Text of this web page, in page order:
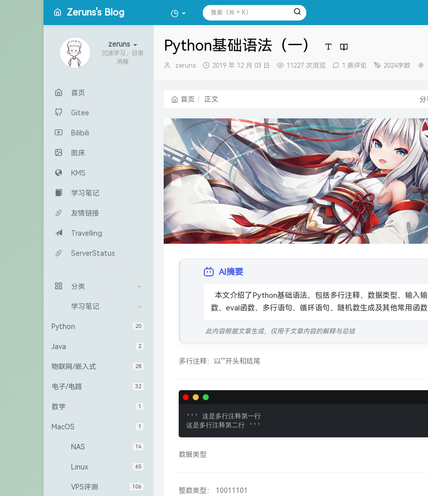
Zeruns's Blog
zeruns
沉迷学习，日渐
消瘦
首页
Gitee
Bilibili
图床
KMS
学习笔记
友情链接
Travelling
ServerStatus
分类
学习笔记
20
Python
2
Java
28
物联网/嵌入式
32
电子/电路
1
数学
1
MacOS
14
NAS
65
Linux
106
VPS评测
Python基础语法（一）
博
zeruns
发
2019 年 12 月 03 日 11227 次浏览 1 条评论 2024字数
首页 正文 分
AI摘要
数、eval函数、多行语句、循环语句、随机数生成及其他常用函数
此内容根据文章生成，仅用于文章内容的解释与总结
多行注释：以'''开头和结尾
''' 这是多行注释第一行
这是多行注释第二行 '''
数据类型
整数类型： 10011101